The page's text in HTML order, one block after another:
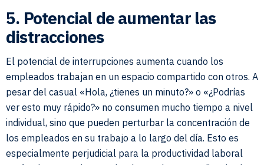
5. Potencial de aumentar las
distracciones
El potencial de interrupciones aumenta cuando los
empleados trabajan en un espacio compartido con otros. A
pesar del casual «Hola, ¿tienes un minuto?» o «¿Podrías
ver esto muy rápido?» no consumen mucho tiempo a nivel
individual, sino que pueden perturbar la concentración de
los empleados en su trabajo a lo largo del día. Esto es
especialmente perjudicial para la productividad laboral